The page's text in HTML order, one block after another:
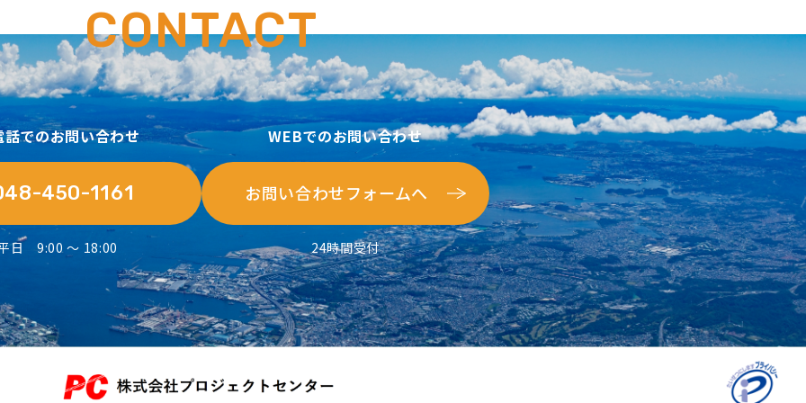
CONTACT
話でのお問い合わせ
450-1161
日 9:00 ～ 18:00
WEBでのお問い合わせ
お問い合わせフォームへ
24時間受付